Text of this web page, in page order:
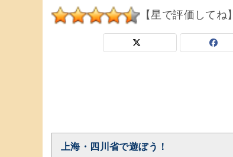
【星で評価してね】
上海・四川省で遊ぼう！